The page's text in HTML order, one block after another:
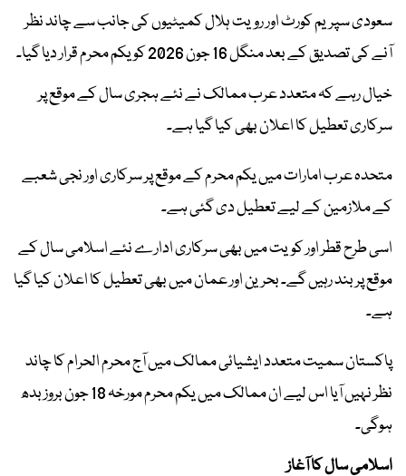
سعودی سپریم کورٹ اور رویت ہلال کمیٹیوں کی جانب سے چاند نظر
آنے کی تصدیق کے بعد منگل 16 جون 2026 کو یکم محرم قرار دیا گیا۔
خیال رہے کہ متعدد عرب ممالک نے نئے ہجری سال کے موقع پر
سرکاری تعطیل کا اعلان بھی کیا گیا ہے۔
متحدہ عرب امارات میں یکم محرم کے موقع پر سرکاری اور نجی شعبے
کے ملازمین کے لیے تعطیل دی گئی ہے۔
اسی طرح قطر اور کویت میں بھی سرکاری ادارے نئے اسلامی سال کے
موقع پر بند رہیں گے۔ بحرین اور عمان میں بھی تعطیل کا اعلان کیا گیا
ہے۔
پاکستان سمیت متعدد ایشیائی ممالک میں آج محرم الحرام کا چاند
نظر نہیں آیا اس لیے ان ممالک میں یکم محرم مورخہ 18 جون بروز بدھ
ہوگی۔
اسلامی سال کا آغاز